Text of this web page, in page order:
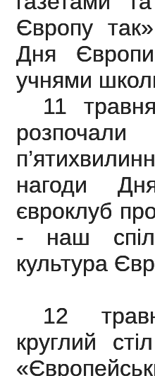
Європу
Дня Європи,
учнями
11
нагоди
євроклуб
- наш
культура
12
круглий